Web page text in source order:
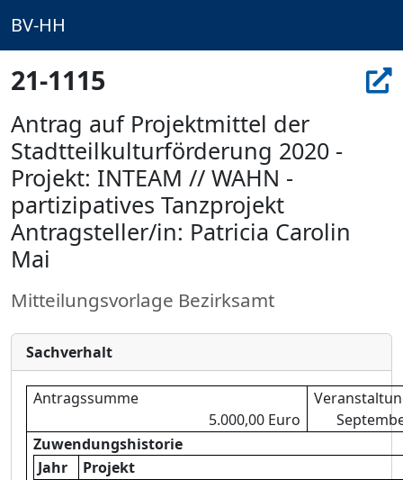
BV-HH
21-1115
Antrag auf Projektmittel der
Stadtteilkulturförderung 2020 -
Projekt: INTEAM // WAHN -
partizipatives Tanzprojekt
Antragsteller/in: Patricia Carolin
Mai
Mitteilungsvorlage Bezirksamt
Sachverhalt
Antragssumme
5.000,00 Euro
Zuwendungshistorie
Jahr
Projekt